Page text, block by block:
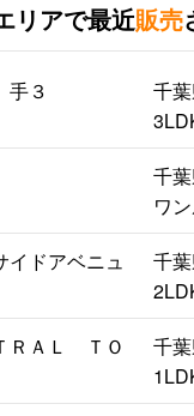
リアで最近販売
３
千
千
ワ
イドアベニュ
千
ＲＡＬ ＴＯ
千